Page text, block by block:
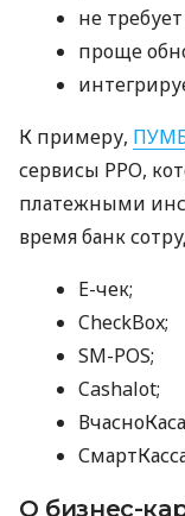
не
проще
К примеру,
сервисы РРО,
платежными
время банк
E-чек;
CheckBox;
SM-POS;
Cashalot;
О бизнес-